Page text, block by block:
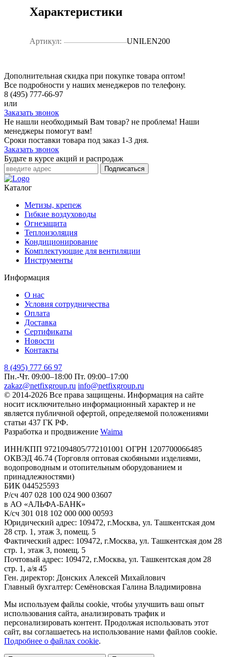
Характеристики
Артикул: UNILEN200
Дополнительная скидка при покупке товара оптом!
Все подробности у наших менеджеров по телефону.
8 (495) 777-66-97
или
Заказать звонок
Не нашли необходимый Вам товар? не проблема! Наши
менеджеры помогут вам!
Сроки поставки товара под заказ 1-3 дня.
Заказать звонок
Будьте в курсе акций и распродаж
Подписаться
Каталог
Метизы, крепеж
Гибкие воздуховоды
Огнезащита
Теплоизоляция
Кондиционирование
Комплектующие для вентиляции
Инструменты
Информация
О нас
Условия сотрудничества
Оплата
Доставка
Сертификаты
Новости
Контакты
8 (495) 777 66 97
Пн.-Чт. 09:00–18:00 Пт. 09:00–17:00
zakaz@netfixgroup.ru info@netfixgroup.ru
© 2014-2026 Все права защищены. Информация на сайте
носит исключительно информационный характер и не
является публичной офертой, определяемой положениями
статьи 437 ГК РФ.
Разработка и продвижение Waima
ИНН/КПП 9721094805/772101001 ОГРН 1207700066485
ОКВЭД 46.74 (Торговля оптовая скобяными изделиями,
водопроводным и отопительным оборудованием и
принадлежностями)
БИК 044525593
Р/сч 407 028 100 024 900 03607
в АО «АЛЬФА-БАНК»
К/сч 301 018 102 000 000 00593
Юридический адрес: 109472, г.Москва, ул. Ташкентская дом
28 стр. 1, этаж 3, помещ. 5
Фактический адрес: 109472, г.Москва, ул. Ташкентская дом 28
стр. 1, этаж 3, помещ. 5
Почтовый адрес: 109472, г.Москва, ул. Ташкентская дом 28
стр. 1, а/я 45
Ген. директор: Донских Алексей Михайлович
Главный бухгалтер: Семёновская Галина Владимировна
Мы используем файлы cookie, чтобы улучшить ваш опыт
использования сайта, анализировать трафик и
персонализировать контент. Продолжая использовать этот
сайт, вы соглашаетесь на использование нами файлов cookie.
Подробнее о файлах cookie.